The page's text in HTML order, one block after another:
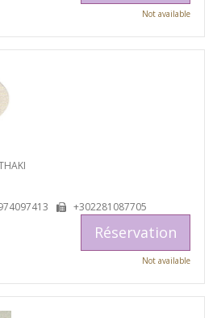
Not available
+302281087705
Réservation
Not available